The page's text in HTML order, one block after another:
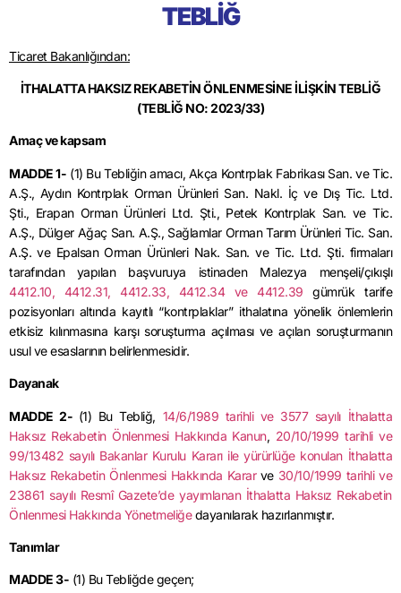
TEBLİĞ
Ticaret Bakanlığından:
İTHALATTA HAKSIZ REKABETİN ÖNLENMESİNE İLİŞKİN TEBLİĞ
(TEBLİĞ NO: 2023/33)
Amaç ve kapsam
MADDE 1- (1) Bu Tebliğin amacı, Akça Kontrplak Fabrikası San. ve Tic.
A.Ş., Aydın Kontrplak Orman Ürünleri San. Nakl. İç ve Dış Tic. Ltd.
Şti., ErapanOrman Ürünleri Ltd. Şti., Petek Kontrplak San. ve Tic.
A.Ş., Dülger Ağaç San. A.Ş., Sağlamlar Orman Tarım Ürünleri Tic. San.
A.Ş. ve EpalsanOrman Ürünleri Nak. San.veTic. Ltd. Şti. firmaları
tarafından yapılan başvuruya istinaden Malezya menşeli/çıkışlı
4412.10, 4412.31, 4412.33, 4412.34 ve 4412.39 gümrük tarife
pozisyonları altında kayıtlı “kontrplaklar” ithalatına yönelik önlemlerin
etkisiz kılınmasına karşı soruşturma açılması ve açılan soruşturmanın
usul ve esaslarının belirlenmesidir.
Dayanak
MADDE 2- (1) Bu Tebliğ, 14/6/1989 tarihli ve 3577 sayılı İthalatta
Haksız Rekabetin Önlenmesi Hakkında Kanun, 20/10/1999 tarihli ve
99/13482 sayılı Bakanlar Kurulu Kararı ile yürürlüğe konulan İthalatta
Haksız Rekabetin Önlenmesi Hakkında Kararve 30/10/1999 tarihli ve
23861 sayılı Resmî Gazete’de yayımlanan İthalatta Haksız Rekabetin
Önlenmesi Hakkında Yönetmeliğedayanılarak hazırlanmıştır.
Tanımlar
MADDE 3- (1) Bu Tebliğde geçen;